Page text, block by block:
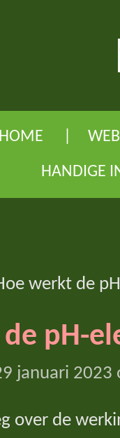
HOME
HANDIGE
werkt de
pH-
januari 2023
over de